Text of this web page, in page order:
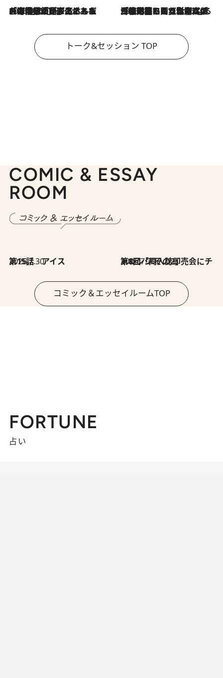
2026.8.3
「今後値上げがあるとすれば…」「リスクがあるのは今年の冬」エネルギー専門家が語る、ホルムズ海峡封鎖が家庭にもたらす“ある心配” 2026.8.3
「住宅建てられない…」「サーチャージ料の高値が続いている」ホルムズ海峡封鎖による影響はいつまで続く？《エネルギー専門家に聞く“どうなる日本の暮らし”》
トーク&セッション TOP
COMIC & ESSAY
ROOM
2026.7.30
第15話 アイス 2026.7.30
第8回「同人誌即売会にチャレンジ その2」
コミック＆エッセイルームTOP
FORTUNE
占い